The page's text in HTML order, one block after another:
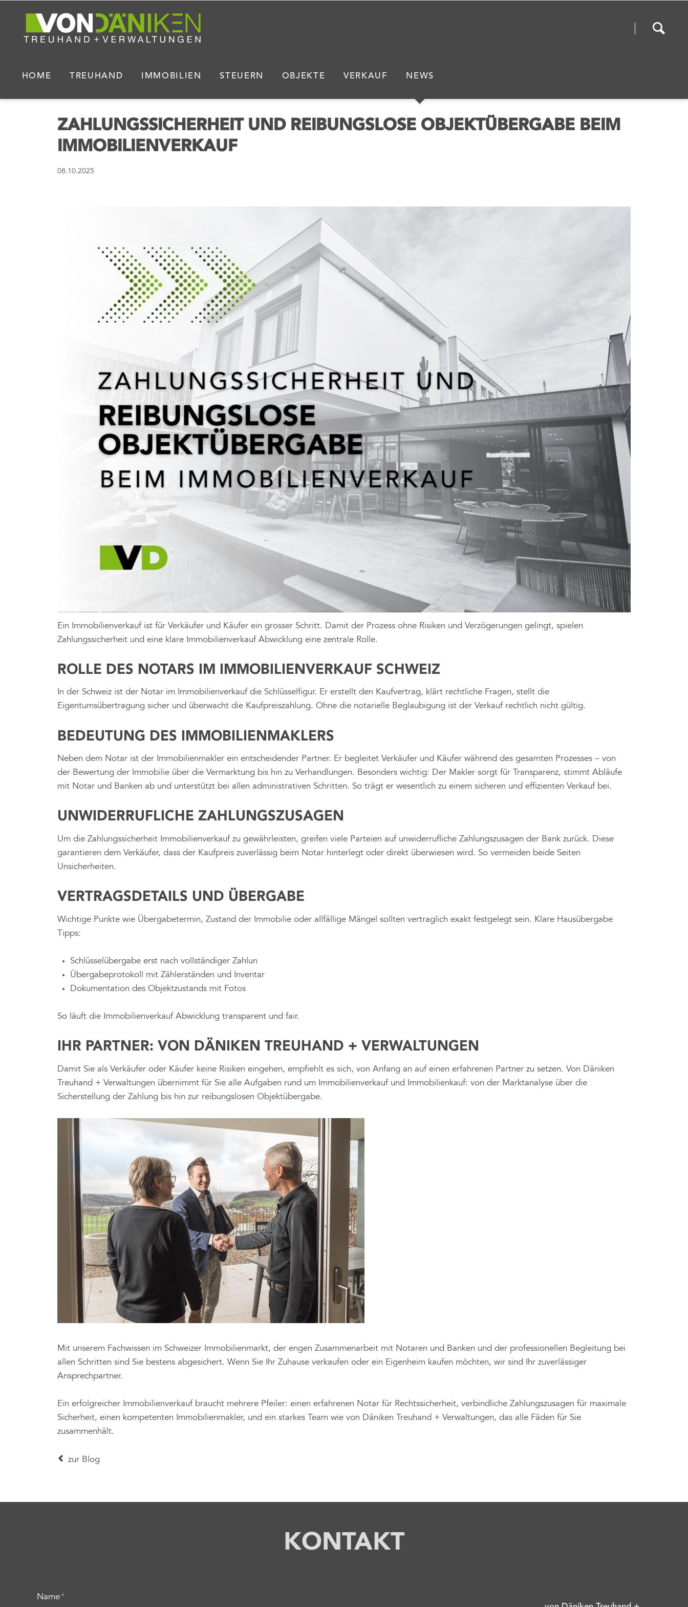
HOME TREUHAND IMMOBILIEN STEUERN OBJEKTE VERKAUF NEWS
ZAHLUNGSSICHERHEIT UND REIBUNGSLOSE OBJEKTÜBERGABE BEIM
IMMOBILIENVERKAUF
08.10.2025
Ein Immobilienverkauf ist für Verkäufer und Käufer ein grosser Schritt. Damit der Prozess ohne Risiken und Verzögerungen gelingt, spielen
Zahlungssicherheit und eine klare Immobilienverkauf Abwicklung eine zentrale Rolle.
ROLLE DES NOTARS IM IMMOBILIENVERKAUF SCHWEIZ
In der Schweiz ist der Notar im Immobilienverkauf die Schlüsselfigur. Er erstellt den Kaufvertrag, klärt rechtliche Fragen, stellt die
Eigentumsübertragung sicher und überwacht die Kaufpreiszahlung. Ohne die notarielle Beglaubigung ist der Verkauf rechtlich nicht gültig.
BEDEUTUNG DES IMMOBILIENMAKLERS
Neben dem Notar ist der Immobilienmakler ein entscheidender Partner. Er begleitet Verkäufer und Käufer während des gesamten Prozesses – von
der Bewertung der Immobilie über die Vermarktung bis hin zu Verhandlungen. Besonders wichtig: Der Makler sorgt für Transparenz, stimmt Abläufe
mit Notar und Banken ab und unterstützt bei allen administrativen Schritten. So trägt er wesentlich zu einem sicheren und effizienten Verkauf bei.
UNWIDERRUFLICHE ZAHLUNGSZUSAGEN
Um die Zahlungssicherheit Immobilienverkauf zu gewährleisten, greifen viele Parteien auf unwiderrufliche Zahlungszusagen der Bank zurück. Diese
garantieren dem Verkäufer, dass der Kaufpreis zuverlässig beim Notar hinterlegt oder direkt überwiesen wird. So vermeiden beide Seiten
Unsicherheiten.
VERTRAGSDETAILS UND ÜBERGABE
Wichtige Punkte wie Übergabetermin, Zustand der Immobilie oder allfällige Mängel sollten vertraglich exakt festgelegt sein. Klare Hausübergabe
Tipps:
Schlüsselübergabe erst nach vollständiger Zahlun
Übergabeprotokoll mit Zählerständen und Inventar
Dokumentation des Objektzustands mit Fotos
So läuft die Immobilienverkauf Abwicklung transparent und fair.
IHR PARTNER: VON DÄNIKEN TREUHAND + VERWALTUNGEN
Damit Sie als Verkäufer oder Käufer keine Risiken eingehen, empfiehlt es sich, von Anfang an auf einen erfahrenen Partner zu setzen. Von Däniken
Treuhand + Verwaltungen übernimmt für Sie alle Aufgaben rund um Immobilienverkauf und Immobilienkauf: von der Marktanalyse über die
Sicherstellung der Zahlung bis hin zur reibungslosen Objektübergabe.
Mit unserem Fachwissen im Schweizer Immobilienmarkt, der engen Zusammenarbeit mit Notaren und Banken und der professionellen Begleitung bei
allen Schritten sind Sie bestens abgesichert. Wenn Sie Ihr Zuhause verkaufen oder ein Eigenheim kaufen möchten, wir sind Ihr zuverlässiger
Ansprechpartner.
Ein erfolgreicher Immobilienverkauf braucht mehrere Pfeiler: einen erfahrenen Notar für Rechtssicherheit, verbindliche Zahlungszusagen für maximale
Sicherheit, einen kompetenten Immobilienmakler, und ein starkes Team wie von Däniken Treuhand + Verwaltungen, das alle Fäden für Sie
zusammenhält.
zur Blog
KONTAKT
Pflichtfeld
Name*